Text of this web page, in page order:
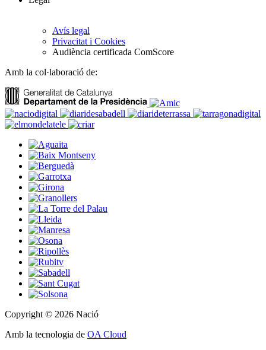
Avís legal
Privacitat i Cookies
Audiència certificada ComScore
Amb la col·laboració de:
Copyright © 2026 Nació
Amb la tecnologia de OA Cloud